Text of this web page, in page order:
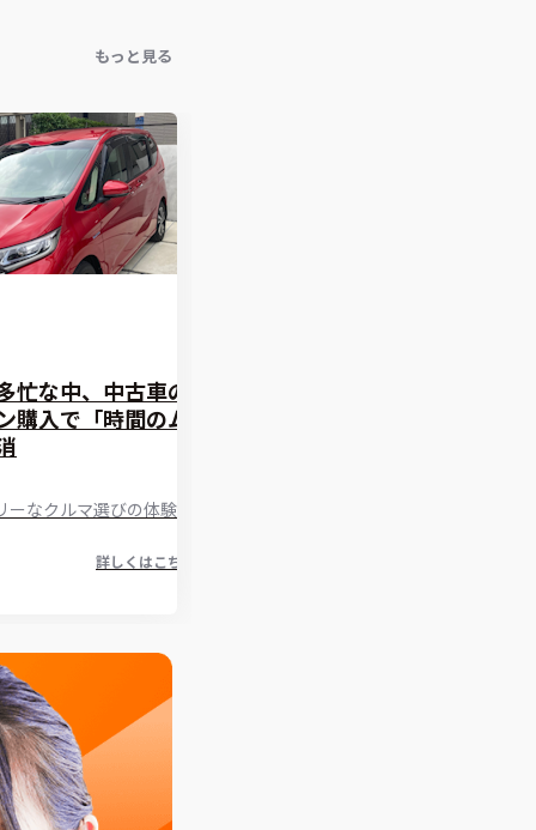
もっと見る
忙な中、中古車の
購入で「時間のム
なクルマ選びの体験談
詳しくはこちら